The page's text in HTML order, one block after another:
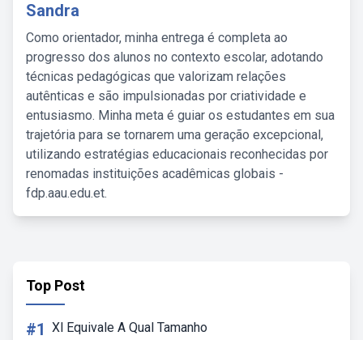
Sandra
Como orientador, minha entrega é completa ao
progresso dos alunos no contexto escolar, adotando
técnicas pedagógicas que valorizam relações
autênticas e são impulsionadas por criatividade e
entusiasmo. Minha meta é guiar os estudantes em sua
trajetória para se tornarem uma geração excepcional,
utilizando estratégias educacionais reconhecidas por
renomadas instituições acadêmicas globais -
fdp.aau.edu.et.
Top Post
#1 Xl Equivale A Qual Tamanho